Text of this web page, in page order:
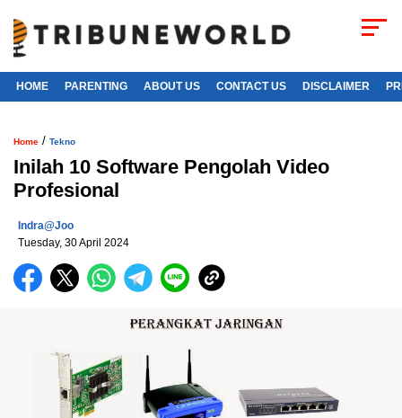
HOME PARENTING ABOUT US CONTACT US DISCLAIMER
Home / Tekno
Inilah 10 Software Pengolah Video
Profesional
Indra@joo
Tuesday, 30 April 2024